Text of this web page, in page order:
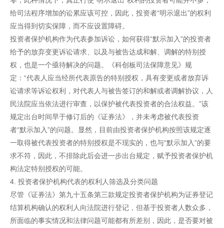
给司法程序增加的讼累应该可控，因此，投资者“明示退出”的权利
应当得到切实保障，而不应设置障碍。
投资者保护机构作为代表参加诉讼，如何获得“默示加入”的投资者
给予的放弃变更诉讼请求、以及与被告达成和解、调解的特别授
权，也是一个亟待解决的问题。《科创板司法保障意见》规
定：“代表人应当经所代表原告的特别授权，具有变更或者放弃诉
讼请求等诉讼权利，对代表人与被告签订的和解或者调解协议，人
民法院应当依法进行审查，以保护被代表投资者的合法权益。”该
规定出台时间早于修订后的《证券法》，并未考虑被代表投资
者“默示加入”的问题。显然，目前由投资者保护机构按照该规定逐
一取得被代表投资者的特别授权是不现实的，也与“默示加入”的要
求不符，因此，不排除此后会进一步出台规定，赋予投资者保护机
构法定特别授权的可能。
4. 投资者保护机构代表的权利人筛选及分类问题
尽管《证券法》第九十五条第三款规定投资者保护机构为证券登记
结算机构确认的权利人向法院进行登记，但基于投资者人数众多，
所面临的事实情况和法律问题可能都有所差别，因此，是否要对被